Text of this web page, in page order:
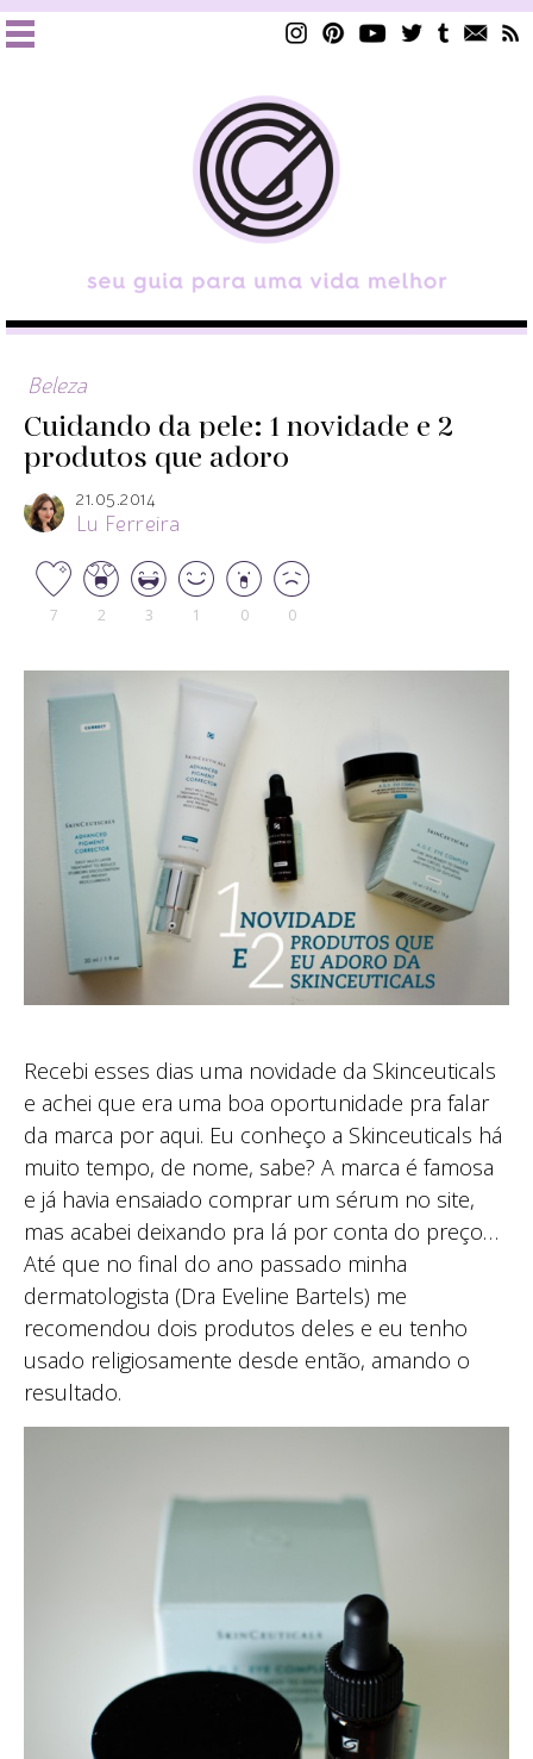
Beleza
Cuidando da pele: 1 novidade e 2
produtos que adoro
21.05.2014
Lu Ferreira
7 2 3 1 0 0
Recebi esses dias uma novidade da Skinceuticals
e achei que era uma boa oportunidade pra falar
da marca por aqui. Eu conheço a Skinceuticals há
muito tempo, de nome, sabe? A marca é famosa
e já havia ensaiado comprar um sérum no site,
mas acabei deixando pra lá por conta do preço…
Até que no final do ano passado minha
dermatologista (Dra Eveline Bartels) me
recomendou dois produtos deles e eu tenho
usado religiosamente desde então, amando o
resultado.